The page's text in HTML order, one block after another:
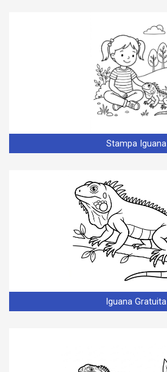
Stampa Iguana
Iguana Gratuita